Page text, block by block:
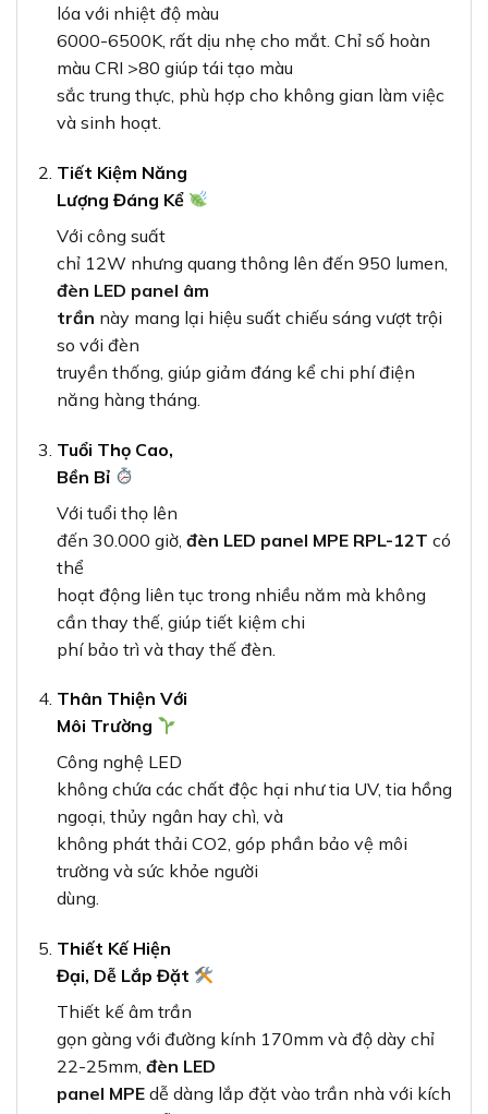
lóa với nhiệt độ màu
6000-6500K, rất dịu nhẹ cho mắt. Chỉ số hoàn
màu CRI >80 giúp tái tạo màu
sắc trung thực, phù hợp cho không gian làm việc
và sinh hoạt.
Tiết Kiệm Năng
Lượng Đáng Kể
Với công suất
chỉ 12W nhưng quang thông lên đến 950 lumen,
đèn LED panel âm
trần này mang lại hiệu suất chiếu sáng vượt trội
so với đèn
truyền thống, giúp giảm đáng kể chi phí điện
năng hàng tháng.
Tuổi Thọ Cao,
Bền Bỉ
Với tuổi thọ lên
đến 30.000 giờ, đèn LED panel MPE RPL-12T có
thể
hoạt động liên tục trong nhiều năm mà không
cần thay thế, giúp tiết kiệm chi
phí bảo trì và thay thế đèn.
Thân Thiện Với
Môi Trường
Công nghệ LED
không chứa các chất độc hại như tia UV, tia hồng
ngoại, thủy ngân hay chì, và
không phát thải CO2, góp phần bảo vệ môi
trường và sức khỏe người
dùng.
Thiết Kế Hiện
Đại, Dễ Lắp Đặt
Thiết kế âm trần
gọn gàng với đường kính 170mm và độ dày chỉ
22-25mm, đèn LED
panel MPEdễ dàng lắp đặt vào trần nhà với kích